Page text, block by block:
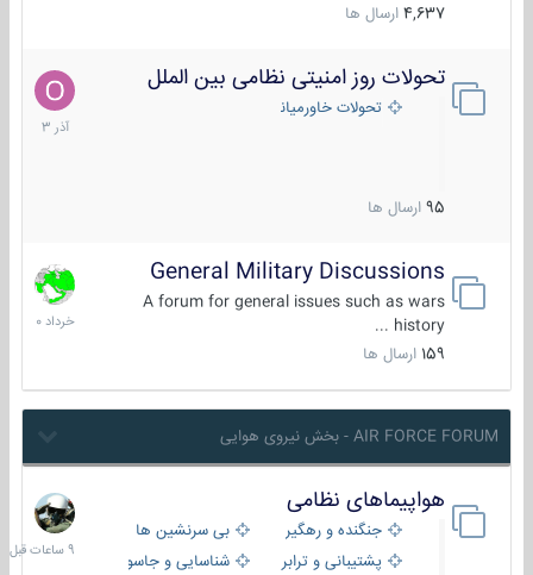
4,637 ارسال ها
تحولات روز امنیتی نظامی بین الملل
تحولات خاورمیانه
95 ارسال ها
21
آذر
1403
General Military Discussions
A forum for general issues such as wars
history ...
159 ارسال ها
10
خرداد
1400
AIR FORCE FORUM - بخش نیروی هوایی
هواپیماهای نظامی
جنگنده و رهگیر
بی سرنشین ها
پشتیبانی و ترابری
شناسایی و جاسوسی
9
ساعات
قبل